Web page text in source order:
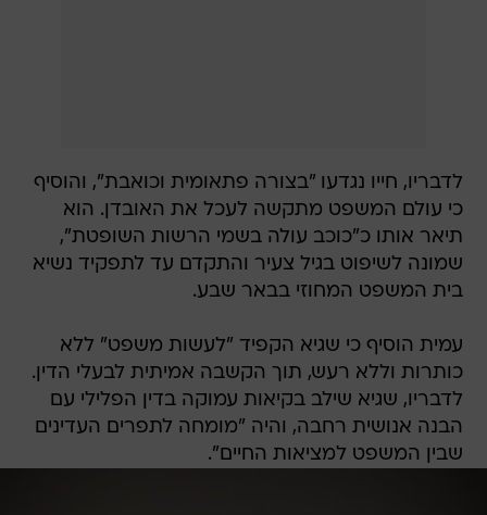
לדבריו, חייו נגדעו "בצורה פתאומית וכואבת", והוסיף
כי עולם המשפט מתקשה לעכל את האובדן. הוא
תיאר אותו כ"כוכב עולה בשמי הרשות השופטת",
שמונה לשיפוט בגיל צעיר והתקדם עד לתפקיד נשיא
בית המשפט המחוזי בבאר שבע.
עמית הוסיף כי שגיא הקפיד "לעשות משפט" ללא
כותרות וללא רעש, תוך הקשבה אמיתית לבעלי הדין.
לדבריו, שגיא שילב בקיאות עמוקה בדין הפלילי עם
הבנה אנושית רחבה, והיה "מומחה לתפרים העדינים
שבין המשפט למציאות החיים".